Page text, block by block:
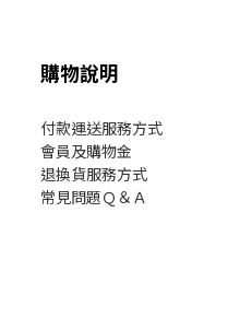
購物說明
付款運送服務方式
會員及購物金
退換貨服務方式
常見問題Ｑ＆Ａ